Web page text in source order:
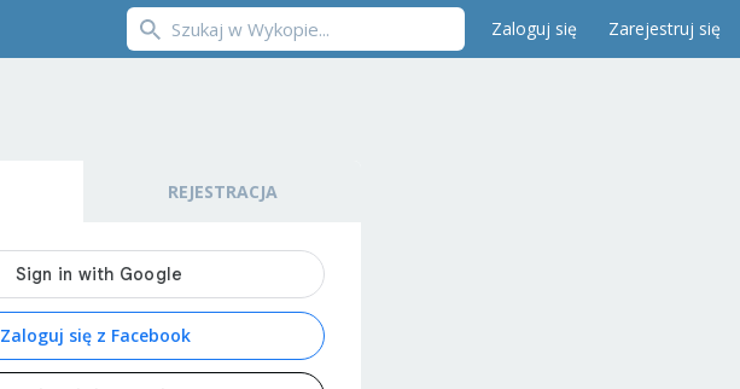
Zaloguj się Zarejestruj się
REJESTRACJA
Zaloguj się z Facebook